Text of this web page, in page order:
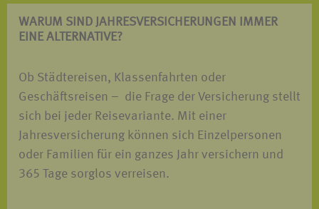
WARUM SIND JAHRES­VERSICHERUNGEN IMMER
EINE ALTERNATIVE?
Ob Städtereisen, Klassenfahrten oder
Geschäftsreisen – die Frage der Versicherung stellt
sich bei jeder Reisevariante. Mit einer
Jahresversicherung können sich Einzelpersonen
oder Familien für ein ganzes Jahr versichern und
365 Tage sorglos verreisen.